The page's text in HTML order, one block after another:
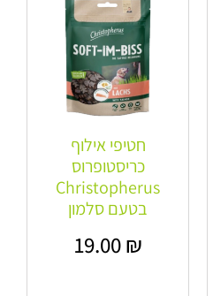
חטיפי אילוף
כריסטופרוס
Christopherus
בטעם סלמון
19.00₪